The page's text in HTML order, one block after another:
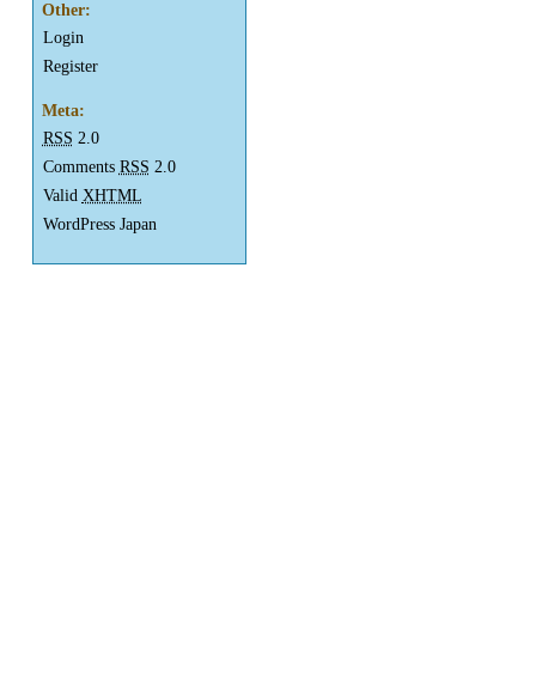
Other:
Login
Register
Meta:
RSS 2.0
Comments RSS 2.0
Valid XHTML
WordPress Japan